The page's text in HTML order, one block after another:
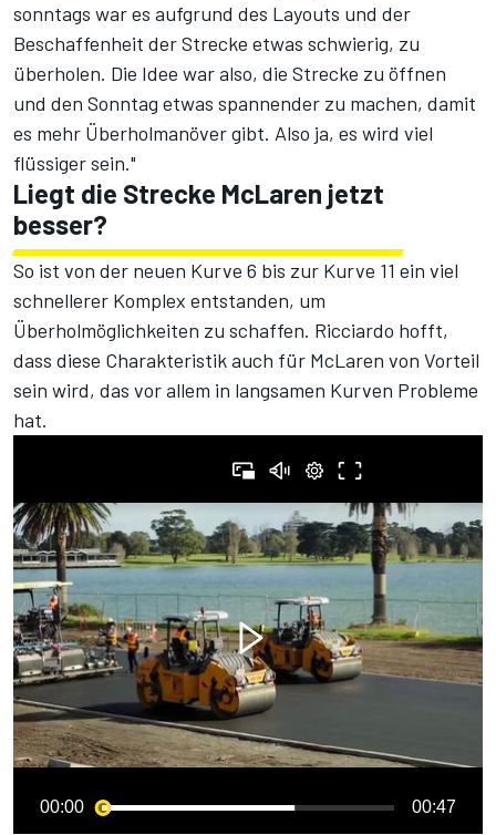
sonntags war es aufgrund des Layouts und der
Beschaffenheit der Strecke etwas schwierig, zu
überholen. Die Idee war also, die Strecke zu öffnen
und den Sonntag etwas spannender zu machen, damit
es mehr Überholmanöver gibt. Also ja, es wird viel
flüssiger sein."
Liegt die Strecke McLaren jetzt
besser?
So ist von der neuen Kurve 6 bis zur Kurve 11 ein viel
schnellerer Komplex entstanden, um
Überholmöglichkeiten zu schaffen. Ricciardo hofft,
dass diese Charakteristik auch für McLaren von Vorteil
sein wird, das vor allem in langsamen Kurven Probleme
hat.
00:00 00:47